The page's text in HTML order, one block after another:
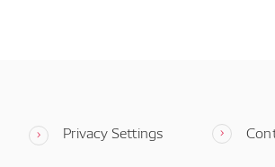
Privacy Settings